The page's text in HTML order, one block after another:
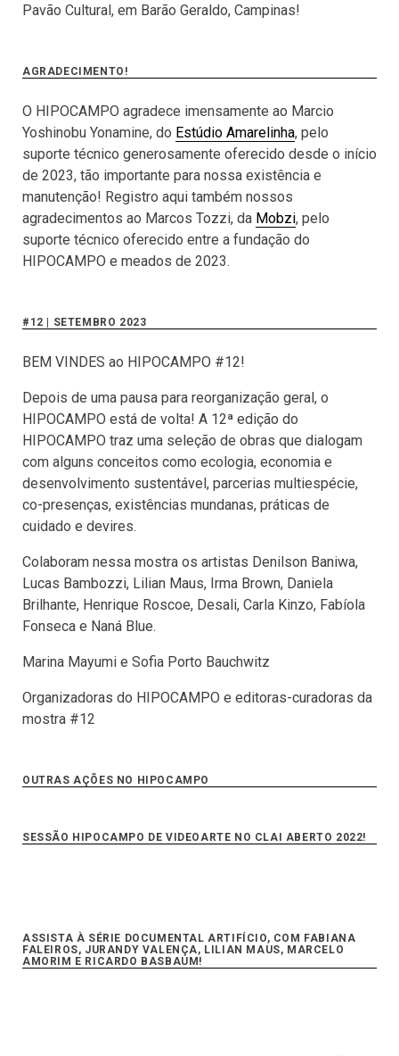
Pavão Cultural, em Barão Geraldo, Campinas!
AGRADECIMENTO!
O HIPOCAMPO agradece imensamente ao Marcio
Yoshinobu Yonamine, do Estúdio Amarelinha, pelo
suporte técnico generosamente oferecido desde o início
de 2023, tão importante para nossa existência e
manutenção! Registro aqui também nossos
agradecimentos ao Marcos Tozzi, da Mobzi, pelo
suporte técnico oferecido entre a fundação do
HIPOCAMPO e meados de 2023.
#12 | SETEMBRO 2023
BEM VINDES ao HIPOCAMPO #12!
Depois de uma pausa para reorganização geral, o
HIPOCAMPO está de volta! A 12ª edição do
HIPOCAMPO traz uma seleção de obras que dialogam
com alguns conceitos como ecologia, economia e
desenvolvimento sustentável, parcerias multiespécie,
co-presenças, existências mundanas, práticas de
cuidado e devires.
Colaboram nessa mostra os artistas Denilson Baniwa,
Lucas Bambozzi, Lilian Maus, Irma Brown, Daniela
Brilhante, Henrique Roscoe, Desali, Carla Kinzo, Fabíola
Fonseca e Naná Blue.
Marina Mayumi e Sofia Porto Bauchwitz
Organizadoras do HIPOCAMPO e editoras-curadoras da
mostra #12
OUTRAS AÇÕES NO HIPOCAMPO
SESSÃO HIPOCAMPO DE VIDEOARTE NO CLAI ABERTO 2022!
ASSISTA À SÉRIE DOCUMENTAL ARTIFÍCIO, COM FABIANA
FALEIROS, JURANDY VALENÇA, LILIAN MAUS, MARCELO
AMORIM E RICARDO BASBAUM!